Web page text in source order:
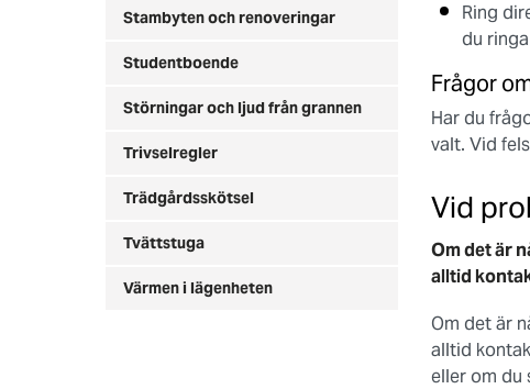
Stambyten och renoveringar
Studentboende
Störningar och ljud från grannen
Trivselregler
Trädgårdsskötsel
Tvättstuga
Värmen i lägenheten
Ring
du
Frågor
Har du
valt. Vid
Vid
Om det är
alltid
Om det är
alltid
eller om du